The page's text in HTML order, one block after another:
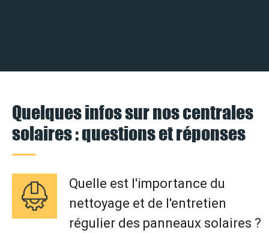
Quelques infos sur nos centrales
solaires : questions et réponses
Quelle est l'importance du
nettoyage et de l'entretien
régulier des panneaux solaires ?